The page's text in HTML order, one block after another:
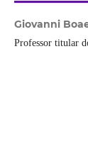
Giovanni
Professor titular